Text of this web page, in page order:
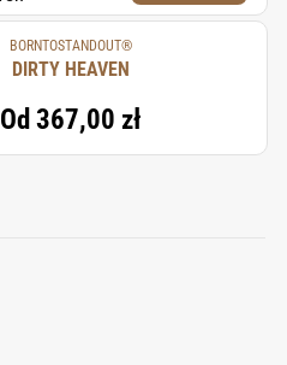
BORNTOSTANDOUT®
DIRTY HEAVEN
Od 367,00 zł